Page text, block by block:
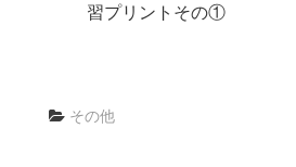
習プリントその①
その他